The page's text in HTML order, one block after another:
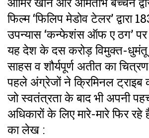
फिल्म ‘फिलिप मेडोव टेलर’ द्वारा
उपन्यास ‘कन्फेशंस ऑफ ए ठग’ पर
यह देश के दस करोड़ विमुक्त-धुमंतू
साहस व शौर्यपूर्ण अतीत का
पहले अंग्रेजों ने क्रिमिनल ट्राइब
जो स्वतंत्रता के बाद भी अपनी
अधिकारों के लिए मारे-मारे फिर रहे
का लेख :